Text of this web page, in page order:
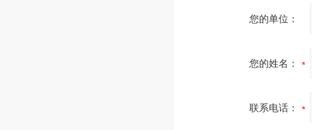
您的单位：
您的姓名：
联系电话：